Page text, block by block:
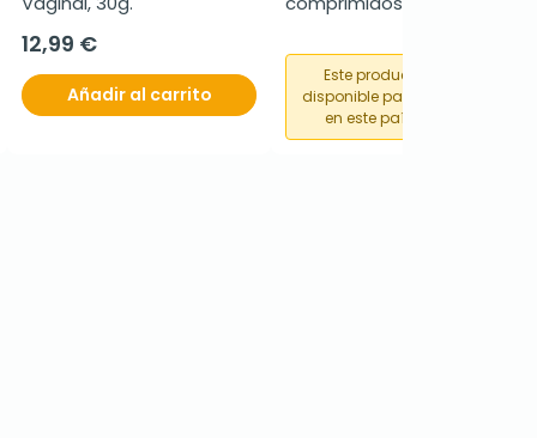
12,99 €
Añadir al carrito
Este producto no está
disponible para su compra
en este país o región.